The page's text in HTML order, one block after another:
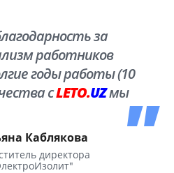
за
работников
годы работы (10
сLETO.UZмы
Родины.
Каблякова
директора